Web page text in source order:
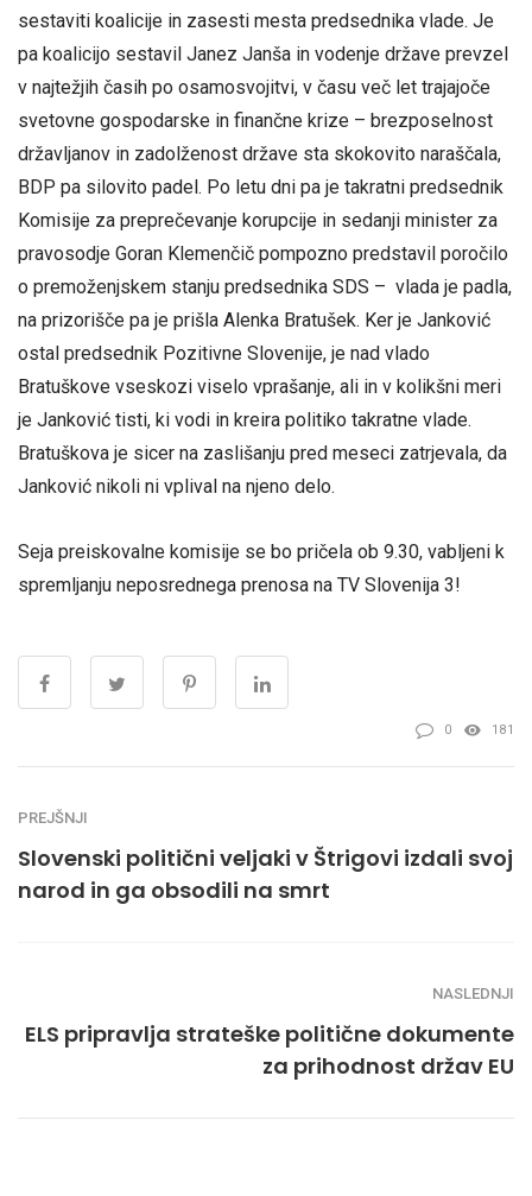
sestaviti koalicije in zasesti mesta predsednika vlade. Je
pa koalicijo sestavil Janez Janša in vodenje države prevzel
v najtežjih časih po osamosvojitvi, v času več let trajajoče
svetovne gospodarske in finančne krize – brezposelnost
državljanov in zadolženost države sta skokovito naraščala,
BDP pa silovito padel. Po letu dni pa je takratni predsednik
Komisije za preprečevanje korupcije in sedanji minister za
pravosodje Goran Klemenčič pompozno predstavil poročilo
o premoženjskem stanju predsednika SDS – vlada je padla,
na prizorišče pa je prišla Alenka Bratušek. Ker je Janković
ostal predsednik Pozitivne Slovenije, je nad vlado
Bratuškove vseskozi viselo vprašanje, ali in v kolikšni meri
je Janković tisti, ki vodi in kreira politiko takratne vlade.
Bratuškova je sicer na zaslišanju pred meseci zatrjevala, da
Janković nikoli ni vplival na njeno delo.
Seja preiskovalne komisije se bo pričela ob 9.30, vabljeni k
spremljanju neposrednega prenosa na TV Slovenija 3!
0 181
PREJŠNJI
Slovenski politični veljaki v Štrigovi izdali svoj
narod in ga obsodili na smrt
NASLEDNJI
ELS pripravlja strateške politične dokumente
za prihodnost držav EU